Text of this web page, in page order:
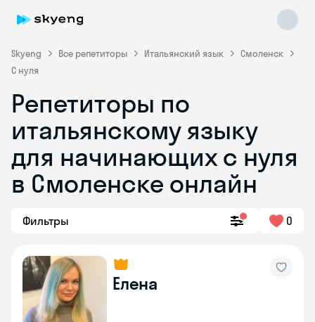
Skyeng Все репетиторы Итальянский язык
Смоленск
С нуля
Репетиторы по
итальянскому языку
для начинающих с нуля
в Смоленске онлайн
Фильтры 0
Елена
Skyeng Chat